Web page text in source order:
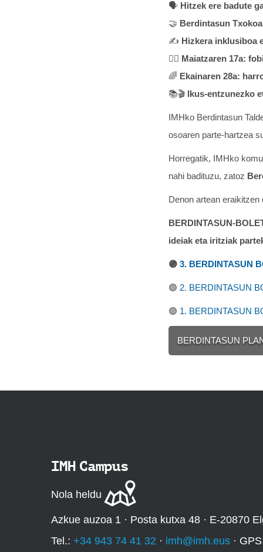
🗣️ Hitzek ere badute
🤝 Berdintasun
✍️ Hizkera inklusiboa
🏳️‍🌈 Maiatzaren 17a:
🌈 Ekainaren 28a:
📚🎬 Ikus-entzunezko
IMHko Berdintasun
osoaren parte-hartzea
Horregatik, IMHko
nahi badituzu, zatoz
Denon artean
BERDINTASUN-
ideiak eta iritziak
🟣 3. BERDINTASUN
🟣 2. BERDINTASUN
🟣 1. BERDINTASUN
BERDINTASUN
IMH Campus
Nola heldu
Azkue auzoa 1 · Posta kutxa 48 · E-20870
Tel.: +34 943 74 41 32 · imh@imh.eus ·